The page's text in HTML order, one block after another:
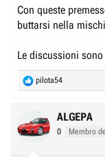
Con queste
buttarsi nella
Le discussioni
R
e
t
i
pilota54
ALGEPA
0 Membro